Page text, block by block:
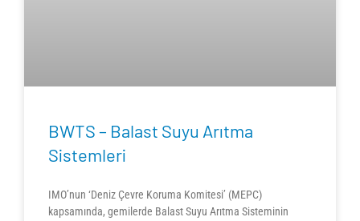
BWTS – Balast Suyu Arıtma
Sistemleri
IMO’nun ‘Deniz Çevre Koruma Komitesi’ (MEPC)
kapsamında, gemilerde Balast Suyu Arıtma Sisteminin